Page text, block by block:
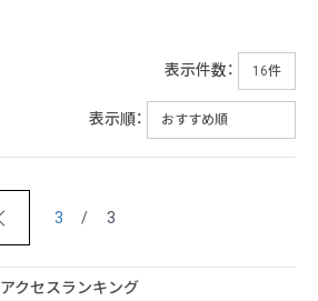
表示件数：
表示順：
3 / 3
アクセスランキング